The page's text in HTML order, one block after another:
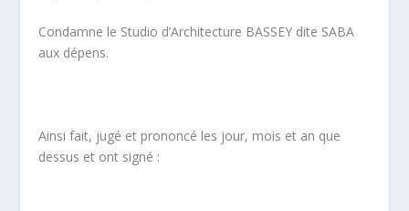
Condamne le Studio d’Architecture BASSEY dite SABA
aux dépens.
Ainsi fait, jugé et prononcé les jour, mois et an que
dessus et ont signé :